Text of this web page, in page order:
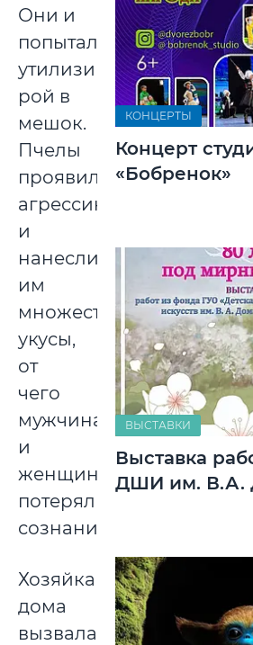
Они и
попытались
утилизировать
рой в
мешок.
Пчелы
проявили
агрессию
и
нанесли
им
множественные
укусы,
от
чего
мужчина
и
женщина
потеряли
сознание.
Хозяйка
дома
вызвала
КОНЦЕРТЫ
Концерт
«Бобренок»
ВЫСТАВКИ
Выставка
ДШИ им. В.А.